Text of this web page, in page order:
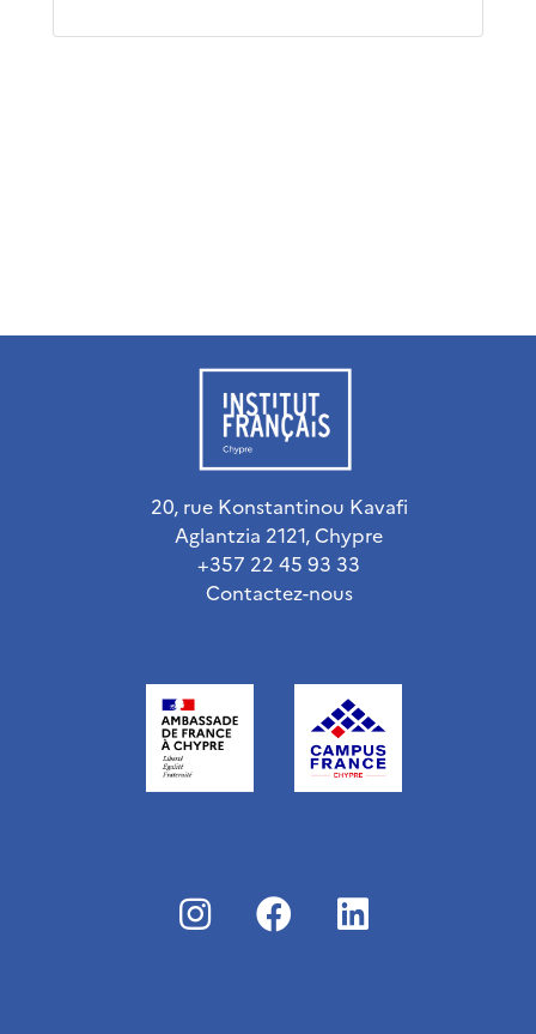
20, rue Konstantinou Kavafi
Aglantzia 2121, Chypre
+357 22 45 93 33
Contactez-nous